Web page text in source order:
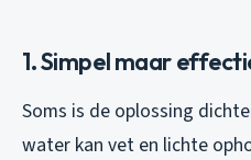
1. Simpel maar
Soms is de oplossing
water kan vet en lichte